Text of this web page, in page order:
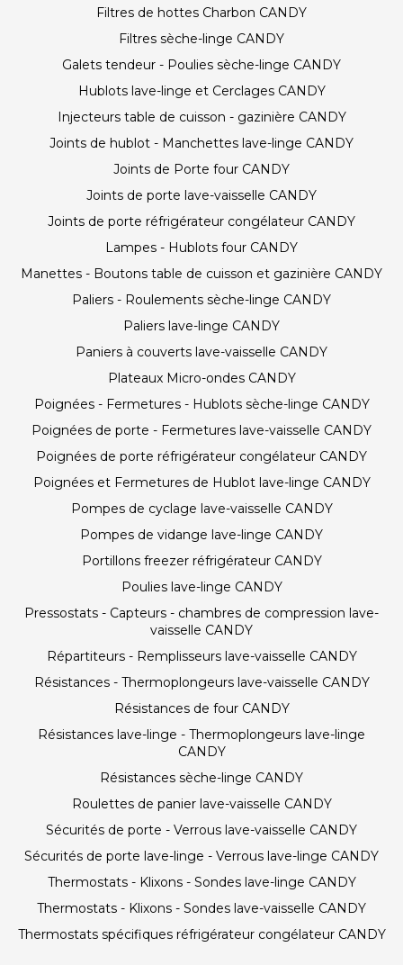
Filtres de hottes Charbon CANDY
Filtres sèche-linge CANDY
Galets tendeur - Poulies sèche-linge CANDY
Hublots lave-linge et Cerclages CANDY
Injecteurs table de cuisson - gazinière CANDY
Joints de hublot - Manchettes lave-linge CANDY
Joints de Porte four CANDY
Joints de porte lave-vaisselle CANDY
Joints de porte réfrigérateur congélateur CANDY
Lampes - Hublots four CANDY
Manettes - Boutons table de cuisson et gazinière CANDY
Paliers - Roulements sèche-linge CANDY
Paliers lave-linge CANDY
Paniers à couverts lave-vaisselle CANDY
Plateaux Micro-ondes CANDY
Poignées - Fermetures - Hublots sèche-linge CANDY
Poignées de porte - Fermetures lave-vaisselle CANDY
Poignées de porte réfrigérateur congélateur CANDY
Poignées et Fermetures de Hublot lave-linge CANDY
Pompes de cyclage lave-vaisselle CANDY
Pompes de vidange lave-linge CANDY
Portillons freezer réfrigérateur CANDY
Poulies lave-linge CANDY
Pressostats - Capteurs - chambres de compression lave-
vaisselle CANDY
Répartiteurs - Remplisseurs lave-vaisselle CANDY
Résistances - Thermoplongeurs lave-vaisselle CANDY
Résistances de four CANDY
Résistances lave-linge - Thermoplongeurs lave-linge
CANDY
Résistances sèche-linge CANDY
Roulettes de panier lave-vaisselle CANDY
Sécurités de porte - Verrous lave-vaisselle CANDY
Sécurités de porte lave-linge - Verrous lave-linge CANDY
Thermostats - Klixons - Sondes lave-linge CANDY
Thermostats - Klixons - Sondes lave-vaisselle CANDY
Thermostats spécifiques réfrigérateur congélateur CANDY